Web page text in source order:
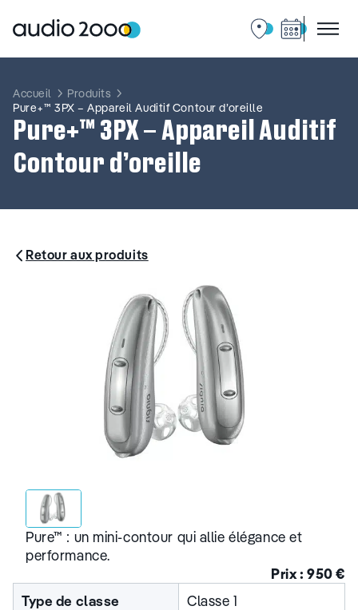
contenu
Accueil
Produits
Pure+™ 3PX – Appareil Auditif Contour d’oreille
Pure+™ 3PX – Appareil Auditif
Contour d’oreille
Retour aux produits
Pure™ : un mini-contour qui allie élégance et
performance.
Prix : 950 €
Type de classe
Classe 1